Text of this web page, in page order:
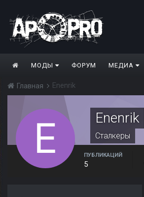
МОДЫ ФОРУМ МЕДИА
Главная Enenrik
Enenrik
Сталкеры
ПУБЛИКАЦИЙ
5